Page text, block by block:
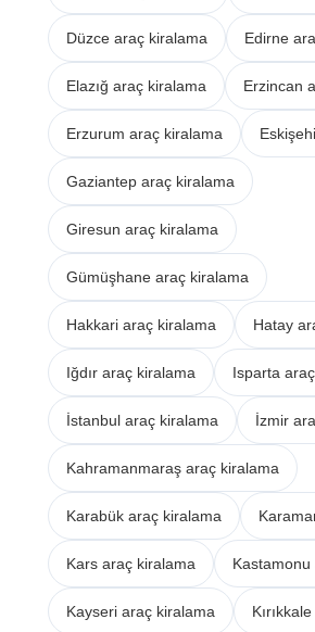
Düzce araç kiralama Edirne
Elazığ araç kiralama Erzincan
Erzurum araç kiralama
Gaziantep araç kiralama
Giresun araç kiralama
Gümüşhane araç kiralama
Hakkari araç kiralama Hatay
Iğdır araç kiralama Isparta
İstanbul araç kiralama İzmir
Kahramanmaraş araç kiralama
Karabük araç kiralama
Kars araç kiralama
Kayseri araç kiralama